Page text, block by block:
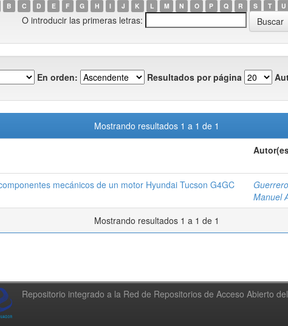
B C D E F G H I J K L M N O P Q R S T U
O introducir las primeras letras:
En orden: Resultados por página
Mostrando resultados 1 a 1 de 1
mecánicos de un motor Hyundai Tucson G4GC
Manuel
Mostrando resultados 1 a 1 de 1
Repositorio integrado a la Red de Repositorios de Acceso Abierto